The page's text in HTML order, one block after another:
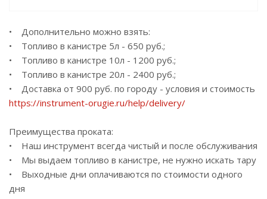
• Дополнительно можно взять:
• Топливо в канистре 5л - 650 руб.;
• Топливо в канистре 10л - 1200 руб.;
• Топливо в канистре 20л - 2400 руб.;
• Доставка от 900 руб. по городу - условия и стоимость
https://instrument-orugie.ru/help/delivery/
Преимущества проката:
• Наш инструмент всегда чистый и после обслуживания
• Мы выдаем топливо в канистре, не нужно искать тару
• Выходные дни оплачиваются по стоимости одного
дня